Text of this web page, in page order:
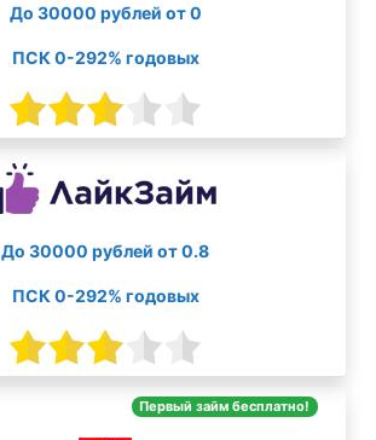
До 30000 рублей от 0
ПСК 0-292% годовых
До 30000 рублей от 0.8
ПСК 0-292% годовых
Первый займ бесплатно!